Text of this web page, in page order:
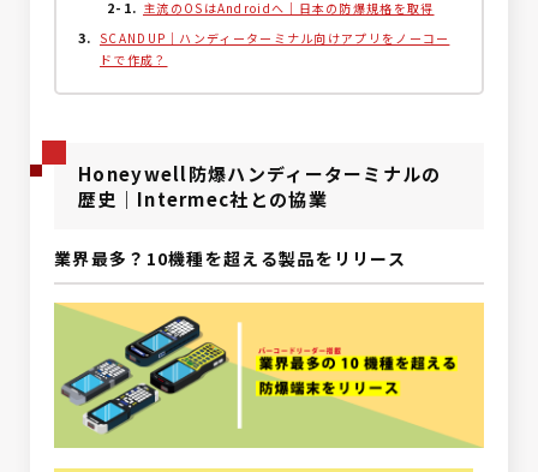
主流のOSはAndroidへ｜日本の防爆規格を取得
SCANDUP｜ハンディーターミナル向けアプリをノーコー
ドで作成？
Honeywell防爆ハンディーターミナルの
歴史｜Intermec社との協業
業界最多？10機種を超える製品をリリース